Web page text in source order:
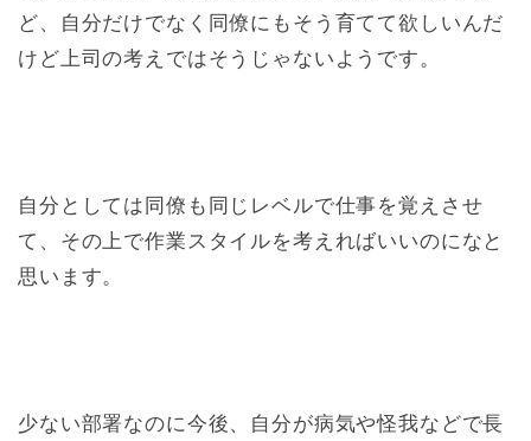
ど、自分だけでなく同僚にもそう育てて欲しいんだ
けど上司の考えではそうじゃないようです。
自分としては同僚も同じレベルで仕事を覚えさせ
て、その上で作業スタイルを考えればいいのになと
思います。
少ない部署なのに今後、自分が病気や怪我などで長